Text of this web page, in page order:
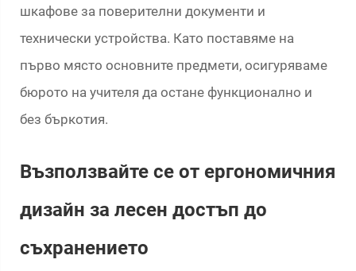
шкафове за поверителни документи и
технически устройства. Като поставяме на
първо място основните предмети, осигуряваме
бюрото на учителя да остане функционално и
без бъркотия.
Възползвайте се от ергономичния
дизайн за лесен достъп до
съхранението